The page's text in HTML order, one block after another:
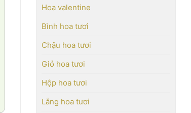
Hoa valentine
Bình hoa tươi
Chậu hoa tươi
Giỏ hoa tươi
Hộp hoa tươi
Lẵng hoa tươi